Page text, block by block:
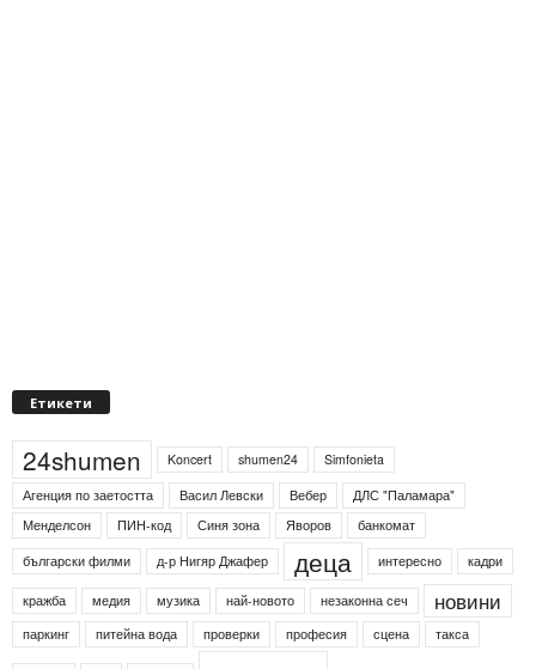
Етикети
24shumen Koncert shumen24
Simfonieta
Агенция по заетостта
Васил Левски Вебер
ДЛС "Паламара"
Менделсон
ПИН-код Синя зона Яворов
банкомат
български филми
д-р Нигяр Джафер деца интересно кадри
кражба медия музика най-новото незаконна сеч новини
паркинг питейна вода проверки професия сцена такса